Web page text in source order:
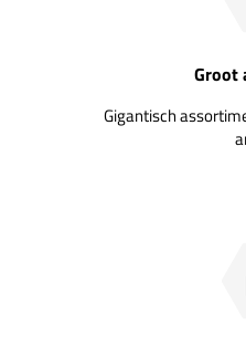
Groot
Gigantisch